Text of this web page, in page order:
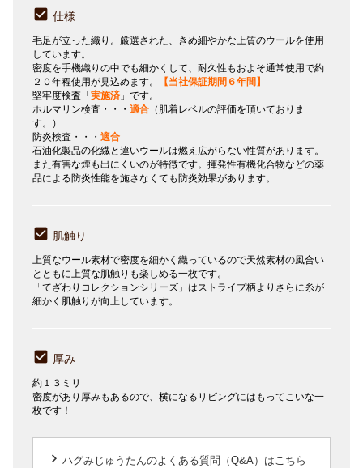
仕様
毛足が立った織り。厳選された、きめ細やかな上質のウールを使用
しています。
密度を手機織りの中でも細かくして、耐久性もおよそ通常使用で約
２０年程使用が見込めます。
【当社保証期間６年間】
堅牢度検査「 実施済 」です。
ホルマリン検査・・・ 適合 （肌着レベルの評価を頂いておりま
す。）
防炎検査・・・ 適合
石油化製品の化繊と違いウールは燃え広がらない性質があります。
また有害な煙も出にくいのが特徴です。揮発性有機化合物などの薬
品による防炎性能を施さなくても防炎効果があります。
肌触り
上質なウール素材で密度を細かく織っているので天然素材の風合い
とともに上質な肌触りも楽しめる一枚です。
「てざわりコレクションシリーズ」はストライプ柄よりさらに糸が
細かく肌触りが向上しています。
厚み
約１３ミリ
密度があり厚みもあるので、横になるリビングにはもってこいな一
枚です！
keyboard_arrow_right ハグみじゅうたんのよくある質問（Q&A）はこちら